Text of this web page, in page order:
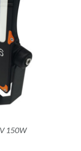
150W